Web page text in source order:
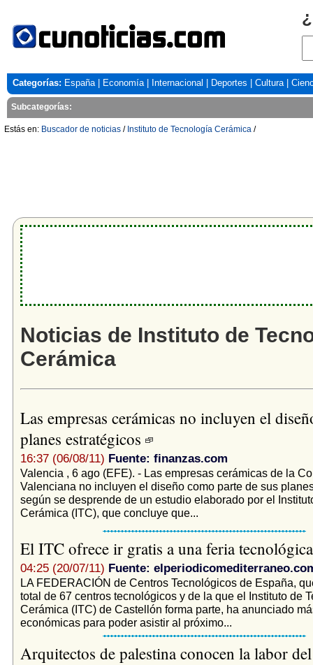
Categorías: España| Economía| Internacional Deportes Cultura|
Subcategorías:
Estás en: Buscador de noticias / Instituto de Tecnología Cerámica /
Noticias de Instituto de
Cerámica
Las empresas cerámicas no incluyen el
planes estratégicos
16:37 (06/08/11) Fuente: finanzas.com
Valencia , 6 ago (EFE). - Las empresas cerámicas de la
Valenciana no incluyen el diseño como parte de sus
según se desprende de un estudio elaborado por el
Cerámica (ITC), que concluye que...
El ITC ofrece ir gratis a una feria
04:25 (20/07/11) Fuente:
LA FEDERACIÓN de Centros Tecnológicos de España,
total de 67 centros tecnológicos y de la que el Instituto de
Cerámica (ITC) de Castellón forma parte, ha anunciado
económicas para poder asistir al próximo...
Arquitectos de palestina conocen la labor